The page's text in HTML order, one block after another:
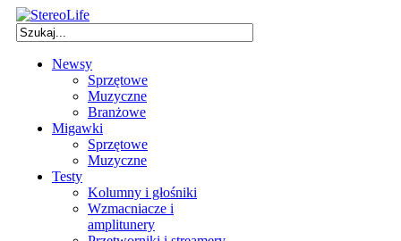
Newsy
Sprzętowe
Muzyczne
Branżowe
Migawki
Sprzętowe
Muzyczne
Testy
Kolumny i głośniki
Wzmacniacze i
amplitunery